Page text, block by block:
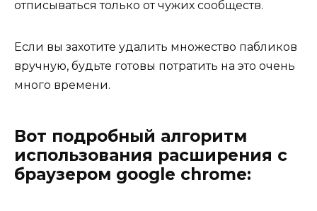
отписываться только от чужих сообществ.
Если вы захотите удалить множество пабликов
вручную, будьте готовы потратить на это очень
много времени.
Вот подробный алгоритм
использования расширения с
браузером google chrome: